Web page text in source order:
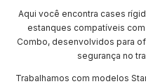
Aqui você encontra cases
estanques compatíveis com
Combo, desenvolvidos para
segurança no
Trabalhamos com modelos